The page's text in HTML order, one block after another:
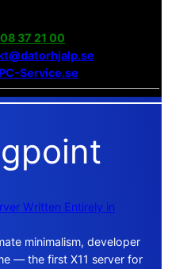
08 37 21 00
PC-Service.se
Written Entirely in
minimalism, developer
— the first X11 server for